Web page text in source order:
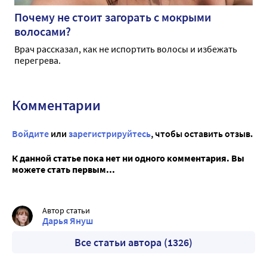
Почему не стоит загорать с мокрыми
волосами?
Врач рассказал, как не испортить волосы и избежать
перегрева.
Комментарии
Войдите или зарегистрируйтесь, чтобы оставить отзыв.
К данной статье пока нет ни одного комментария. Вы
можете стать первым...
Автор статьи
Дарья Януш
Все статьи автора (1326)